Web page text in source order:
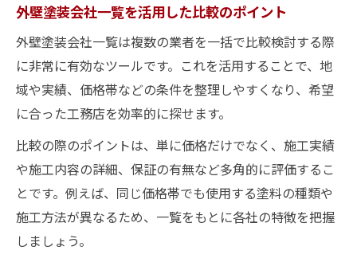
外壁塗装会社一覧を活用した比較のポイント
外壁塗装会社一覧は複数の業者を一括で比較検討する際
に非常に有効なツールです。これを活用することで、地
域や実績、価格帯などの条件を整理しやすくなり、希望
に合った工務店を効率的に探せます。
比較の際のポイントは、単に価格だけでなく、施工実績
や施工内容の詳細、保証の有無など多角的に評価するこ
とです。例えば、同じ価格帯でも使用する塗料の種類や
施工方法が異なるため、一覧をもとに各社の特徴を把握
しましょう。